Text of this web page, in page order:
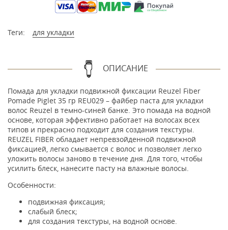
Теги: для укладки
ОПИСАНИЕ
Помада для укладки подвижной фиксации Reuzel Fiber
Pomade Piglet 35 гр REU029 – файбер паста для укладки
волос Reuzel в темно-синей банке. Это помада на водной
основе, которая эффективно работает на волосах всех
типов и прекрасно подходит для создания текстуры.
REUZEL FIBER обладает непревзойденной подвижной
фиксацией, легко смывается с волос и позволяет легко
уложить волосы заново в течение дня. Для того, чтобы
усилить блеск, нанесите пасту на влажные волосы.
Особенности:
подвижная фиксация;
слабый блеск;
для создания текстуры, на водной основе.